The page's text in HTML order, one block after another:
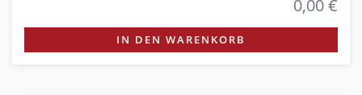
0,00 €
IN DEN WARENKORB